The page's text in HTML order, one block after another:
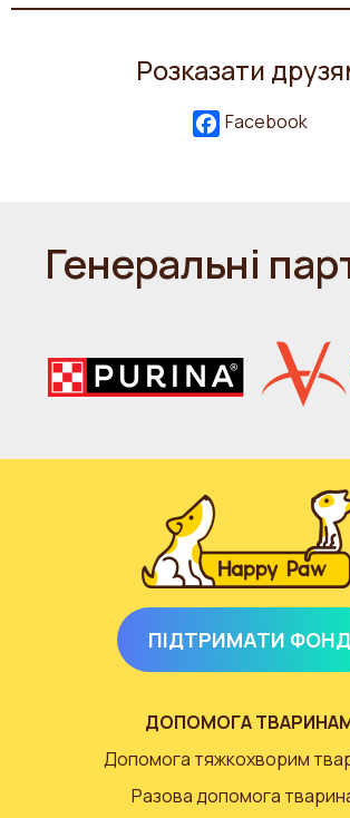
Розказати
Facebook
Генеральні
ПІДТРИМАТИ ФОНД
ДОПОМОГА
Допомога тяжкохворим
Разова допомога